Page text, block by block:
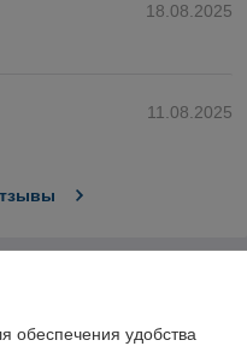
18.08.2025
11.08.2025
обеспечения удобства